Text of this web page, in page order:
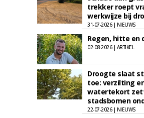
trekker roept
werkwijze bij
31-07-2026 | NIEUWS
Regen, hitte en
02-08-2026 | ARTIKEL
Droogte slaat
toe: verzilting
watertekort
stadsbomen
22-07-2026 | NIEUWS